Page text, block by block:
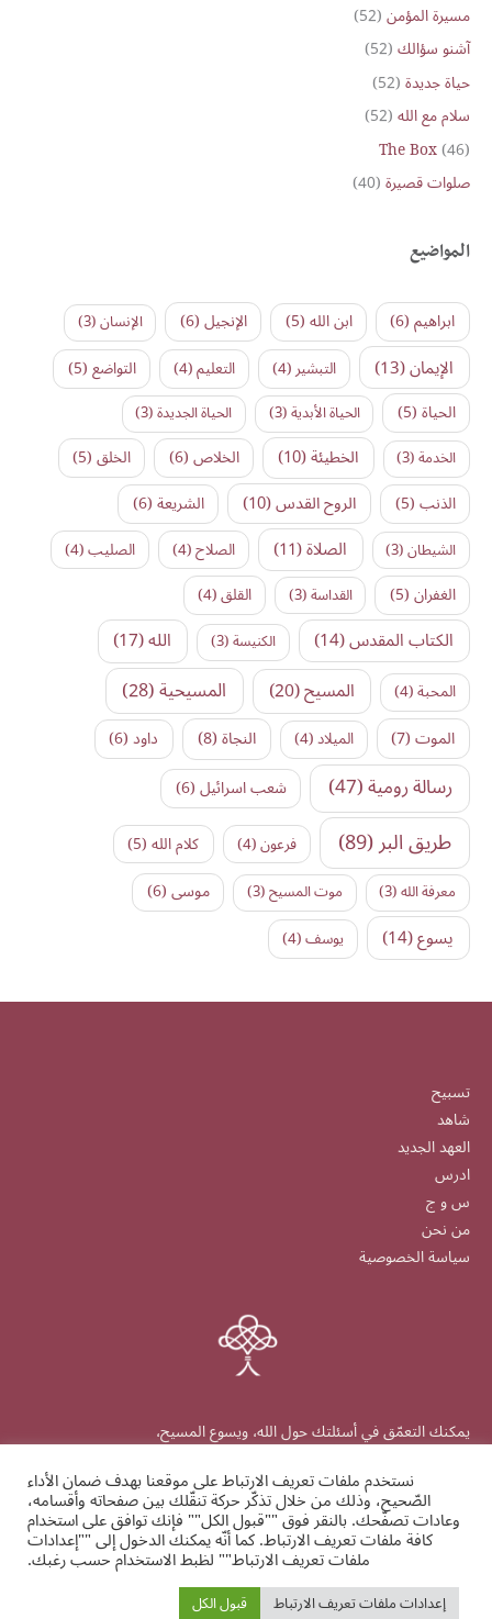
o
r
مسيرة المؤمن(52)
آشنو سؤالك(52)
حياة جديدة(52)
سلام مع الله(52)
The Box(46)
صلوات قصيرة(40)
المواضيع
ابراهيم(6) ابن الله(5) الإنجيل(6) الإنسان(3)
الإيمان(13) التبشير(4) التعليم(4) التواضع(5)
الحياة(5) الحياة الأبدية(3) الحياة الجديدة(3)
الخدمة(3) الخطيئة(10) الخلاص(6) الخلق(5)
الذنب(5) الروح القدس(10) الشريعة(6)
الشيطان(3) الصلاة(11) الصلاح(4) الصليب(4)
الغفران(5) القداسة(3) القلق(4)
الكتاب المقدس(14) الكنيسة(3) الله(17)
المحبة(4) المسيح(20) المسيحية(28)
الموت(7) الميلاد(4) النجاة(8) داود(6)
رسالة رومية(47) شعب اسرائيل(6)
طريق البر(89) فرعون(4) كلام الله(5)
معرفة الله(3) موت المسيح(3) موسى(6)
يسوع(14) يوسف(4)
تسبيح
شاهد
العهد الجديد
ادرس
س و ج
من نحن
سياسة الخصوصية
يمكنك التعمّق في أسئلتك حول الله، ويسوع المسيح،
alrrabita.org
Ⓒ 2026
نستخدم ملفات تعريف الارتباط على موقعنا بهدف ضمان الأداء
الصّحيح، وذلك من خلال تذكّر حركة تنقّلك بين صفحاته وأقسامه،
وعادات تصفّحك. بالنقر فوق ""قبول الكل"" فإنك توافق على استخدام
كافة ملفات تعريف الارتباط. كما أنّه يمكنك الدخول إلى ""إعدادات
ملفات تعريف الارتباط"" لظبط الاستخدام حسب رغبك.
إعدادات ملفات تعريف الارتباط قبول الكل